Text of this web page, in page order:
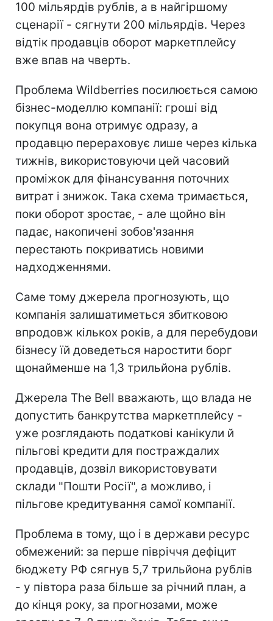
100 мільярдів рублів, а в найгіршому
сценарії - сягнути 200 мільярдів. Через
відтік продавців оборот маркетплейсу
вже впав на чверть.
Проблема Wildberries посилюється самою
бізнес-моделлю компанії: гроші від
покупця вона отримує одразу, а
продавцю перераховує лише через кілька
тижнів, використовуючи цей часовий
проміжок для фінансування поточних
витрат і знижок. Така схема тримається,
поки оборот зростає, - але щойно він
падає, накопичені зобов'язання
перестають покриватись новими
надходженнями.
Саме тому джерела прогнозують, що
компанія залишатиметься збитковою
впродовж кількох років, а для перебудови
бізнесу їй доведеться наростити борг
щонайменше на 1,3 трильйона рублів.
Джерела The Bell вважають, що влада не
допустить банкрутства маркетплейсу -
уже розглядають податкові канікули й
пільгові кредити для постраждалих
продавців, дозвіл використовувати
склади "Пошти Росії", а можливо, і
пільгове кредитування самої компанії.
Проблема в тому, що і в держави ресурс
обмежений: за перше півріччя дефіцит
бюджету РФ сягнув 5,7 трильйона рублів
- у півтора раза більше за річний план, а
до кінця року, за прогнозами, може